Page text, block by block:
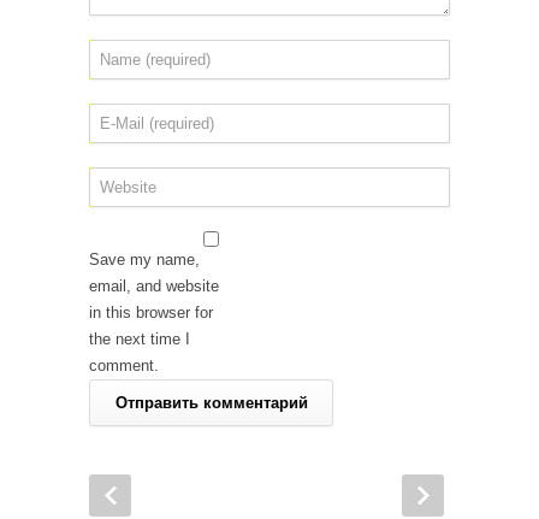
Save my name,
email, and website
in this browser for
the next time I
comment.